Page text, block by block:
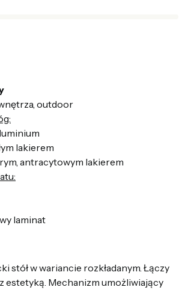
outdoor
lakierem
antracytowym lakierem
laminat
stół w wariancie rozkładanym. Łączy
estetyką. Mechanizm umożliwiający